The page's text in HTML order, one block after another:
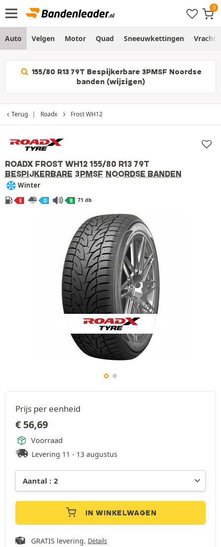
Auto Velgen Motor Quad Sneeuwkettingen
155/80 R13 79T Bespijkerbare 3PMSF Noordse
banden (wijzigen)
Terug Roadx Frost WH12
ROADX FROST WH12 155/80 R13 79T
BESPIJKERBARE 3PMSF NOORDSE BANDEN
Winter
E D B 71 db
Prijs per eenheid
€ 56,69
Voorraad
Levering 11 - 13 augustus
IN WINKELWAGEN
GRATIS levering. Details